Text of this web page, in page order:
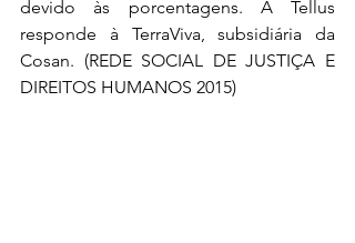
devido às porcentagens. A Tellus
responde à TerraViva, subsidiária da
Cosan. (REDE SOCIAL DE JUSTIÇA E
DIREITOS HUMANOS 2015)